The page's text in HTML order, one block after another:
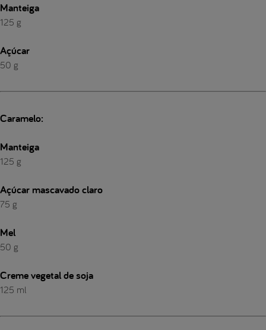
Manteiga
125 g
Açúcar
50 g
Caramelo:
Manteiga
125 g
Açúcar mascavado claro
75 g
Mel
50 g
Creme vegetal de soja
125 ml